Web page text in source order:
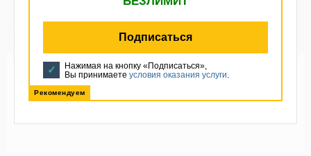
что такое временная электропроводка нам найти
Подписаться
Нажимая на кнопку «Подписаться»,
Вы принимаете условия оказания услуги.
Рекомендуем